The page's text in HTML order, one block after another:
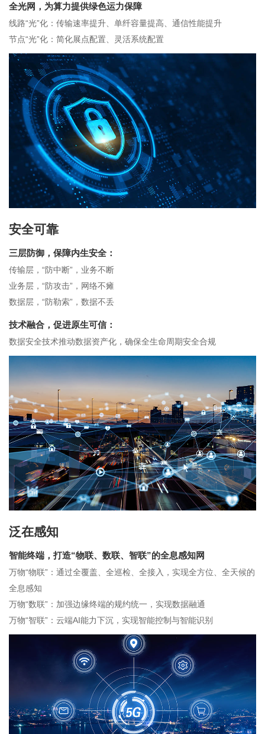
全光网，为算力提供绿色运力保障
线路“光”化：传输速率提升、单纤容量提高、通信性能提升
节点“光”化：简化展点配置、灵活系统配置
安全可靠
三层防御，保障内生安全：
传输层，“防中断”，业务不断
业务层，“防攻击”，网络不瘫
数据层，“防勒索”，数据不丢
技术融合，促进原生可信：
数据安全技术推动数据资产化，确保全生命周期安全合规
泛在感知
智能终端，打造“物联、数联、智联”的全息感知网
万物“物联”：通过全覆盖、全巡检、全接入，实现全方位、全天候的
全息感知
万物“数联”：加强边缘终端的规约统一，实现数据融通
万物“智联”：云端AI能力下沉，实现智能控制与智能识别